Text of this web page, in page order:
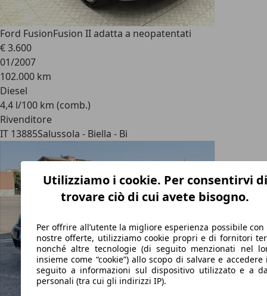
Ford FusionFusion II adatta a neopatentati
€ 3.600
01/2007
102.000 km
Diesel
4,4 l/100 km (comb.)
Rivenditore
IT 13885Salussola - Biella - Bi
Utilizziamo i cookie. Per consentirvi di
trovare ciò di cui avete bisogno.
Per offrire all’utente la migliore esperienza possibile con
nostre offerte, utilizziamo cookie propri e di fornitori
nonché altre tecnologie (di seguito menzionati nel
insieme come “cookie”) allo scopo di salvare e accedere
seguito a informazioni sul dispositivo utilizzato e a
personali (tra cui gli indirizzi IP).